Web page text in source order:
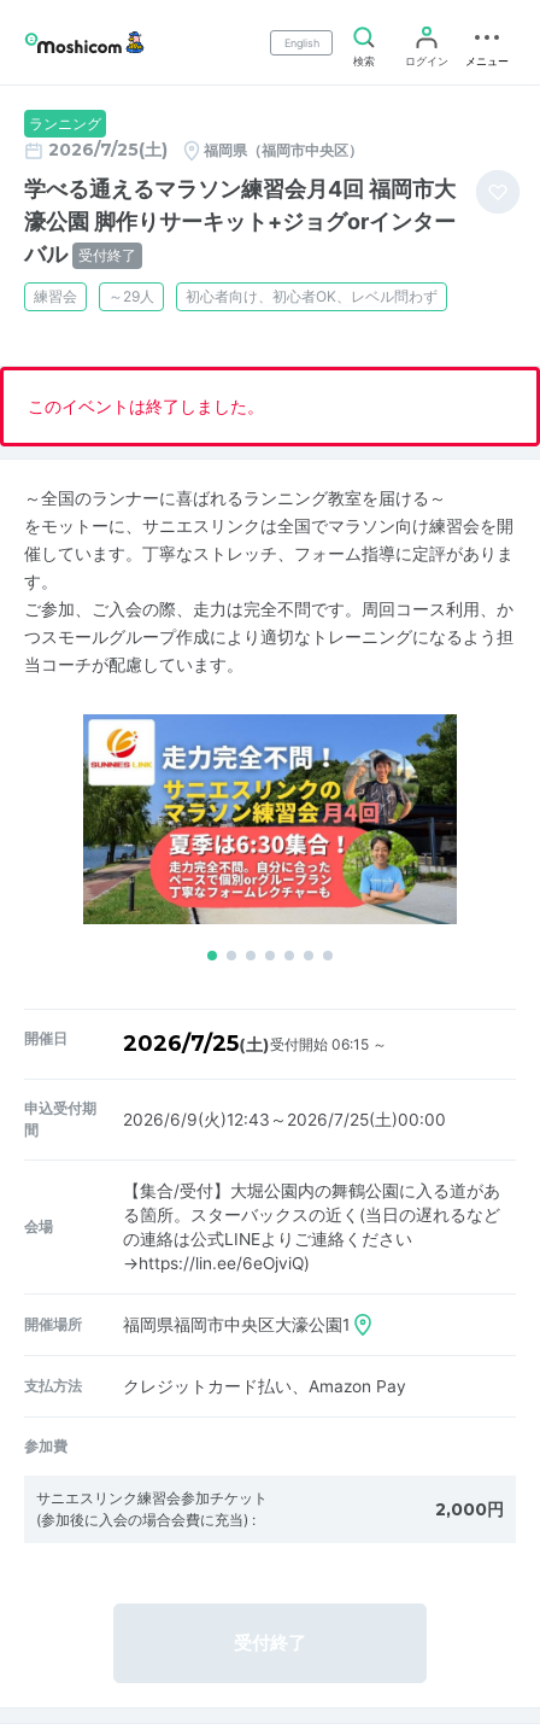
English
検索
ログイン メニュー
ランニング
2026/7/25(土) 福岡県（福岡市中央区）
学べる通えるマラソン練習会月4回 福岡市大
濠公園 脚作りサーキット+ジョグorインター
バル 受付終了
練習会 ～29人 初心者向け、初心者OK、レベル問わず
このイベントは終了しました。
～全国のランナーに喜ばれるランニング教室を届ける～
をモットーに、サニエスリンクは全国でマラソン向け練習会を開
催しています。丁寧なストレッチ、フォーム指導に定評がありま
す。
ご参加、ご入会の際、走力は完全不問です。周回コース利用、か
つスモールグループ作成により適切なトレーニングになるよう担
当コーチが配慮しています。
開催日 2026/7/25(土)受付開始 06:15 ～
申込受付期
間
2026/6/9(火)12:43～2026/7/25(土)00:00
会場
【集合/受付】大堀公園内の舞鶴公園に入る道があ
る箇所。スターバックスの近く(当日の遅れるなど
の連絡は公式LINEよりご連絡ください
→https://lin.ee/6eOjviQ)
開催場所 福岡県福岡市中央区大濠公園1
支払方法 クレジットカード払い、Amazon Pay
参加費
サニエスリンク練習会参加チケット
(参加後に入会の場合会費に充当) : 2,000円
受付終了